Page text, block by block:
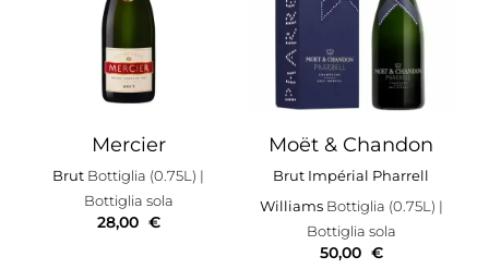
Mercier
Brut Bottiglia (0.75L) |
Bottiglia sola
28,00 €
Moët & Chandon
Brut Impérial Pharrell
WilliamsBottiglia (0.75L) |
Bottiglia sola
50,00 €